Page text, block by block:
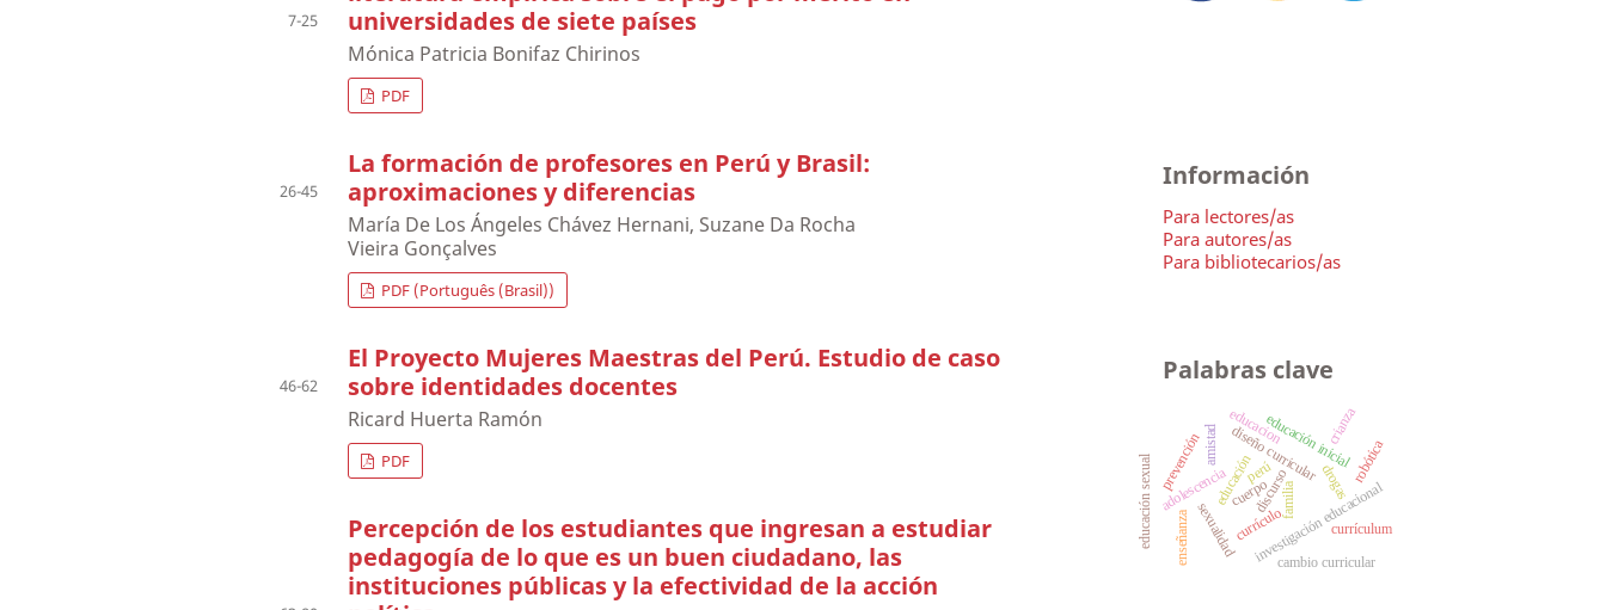
universidades de siete países
Mónica Patricia Bonifaz Chirinos
7-25
PDF
La formación de profesores en Perú y Brasil:
aproximaciones y diferencias
María De Los Ángeles Chávez Hernani, Suzane Da Rocha
Vieira Gonçalves
26-45
PDF (Português (Brasil))
El Proyecto Mujeres Maestras del Perú. Estudio de caso
sobre identidades docentes
Ricard Huerta Ramón
46-62
PDF
Percepción de los estudiantes que ingresan a estudiar
pedagogía de lo que es un buen ciudadano, las
instituciones públicas y la efectividad de la acción
Información
Para lectores/as
Para autores/as
Para bibliotecarios/as
Palabras clave
currículo
cuerpodiscurso
diseño curricular
educacióninvestigación educacional
adolescencia
sexualidad
amistad
familia drogas
educación sexual prevención educación inicial
crianza
currículum
enseñanza
robótica
cambio curricular
educacion
perú